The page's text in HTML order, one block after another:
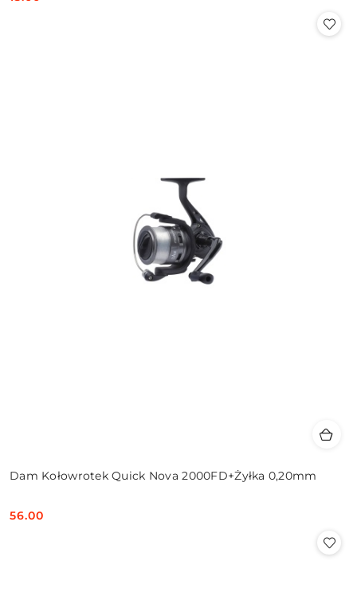
Cena:
Dam Kołowrotek Quick Nova 2000FD+Żyłka 0,20mm
Cena:
56.00